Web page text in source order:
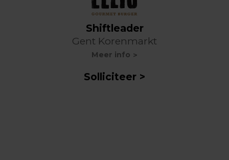
Shiftleader
Gent Korenmarkt
Meer info
Solliciteer